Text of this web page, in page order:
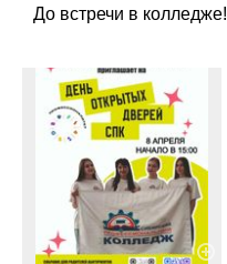
До встречи в колледже!